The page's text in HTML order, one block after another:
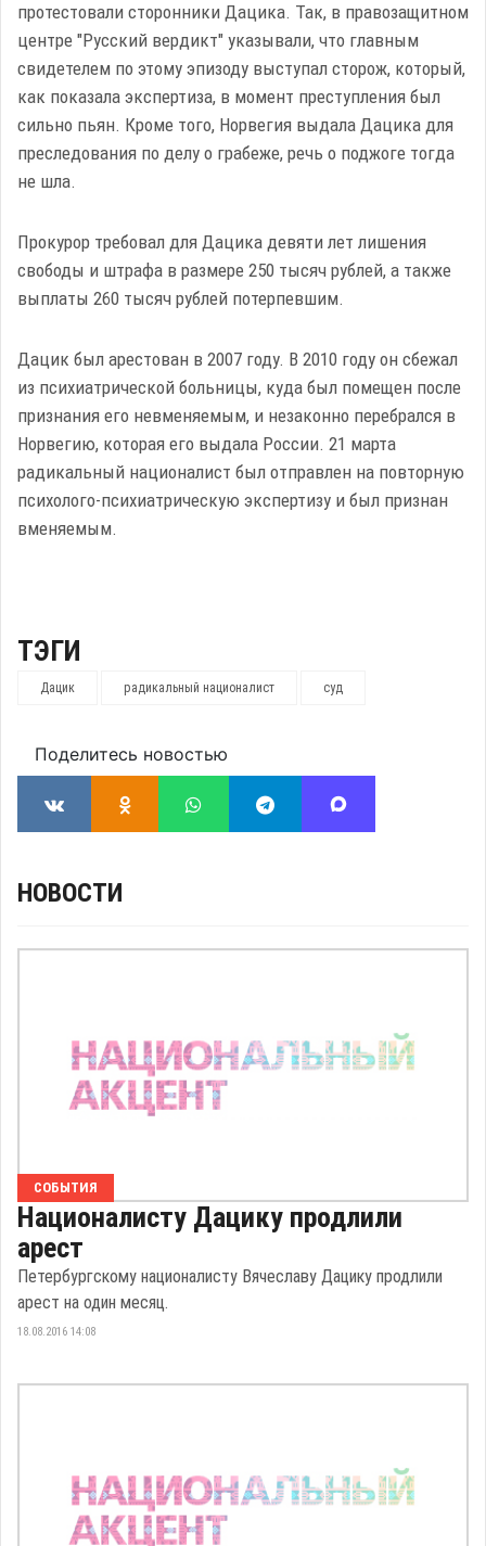
протестовали сторонники Дацика. Так, в правозащитном
центре "Русский вердикт" указывали, что главным
свидетелем по этому эпизоду выступал сторож, который,
как показала экспертиза, в момент преступления был
сильно пьян. Кроме того, Норвегия выдала Дацика для
преследования по делу о грабеже, речь о поджоге тогда
не шла.
Прокурор требовал для Дацика девяти лет лишения
свободы и штрафа в размере 250 тысяч рублей, а также
выплаты 260 тысяч рублей потерпевшим.
Дацик был арестован в 2007 году. В 2010 году он сбежал
из психиатрической больницы, куда был помещен после
признания его невменяемым, и незаконно перебрался в
Норвегию, которая его выдала России. 21 марта
радикальный националист был отправлен на повторную
психолого-психиатрическую экспертизу и был признан
вменяемым.
ТЭГИ
Дацик радикальный националист суд
Поделитесь новостью
НОВОСТИ
СОБЫТИЯ
Националисту Дацику продлили
арест
Петербургскому националисту Вячеславу Дацику продлили
арест на один месяц.
18.08.2016 14:08